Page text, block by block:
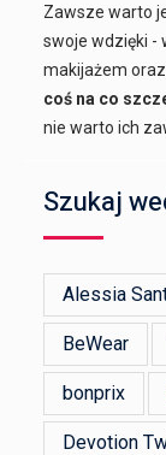
Zawsze warto
swoje wdzięki -
makijażem
coś na co
nie warto ich
Szukaj
Alessia
BeWear
bonprix
Devotion